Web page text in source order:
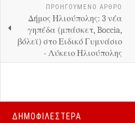
ΠΡΟΗΓΟΎΜΕΝΟ ΑΡΘΡΟ
Δήμος Ηλιούπολης: 3 νέα
γηπέδα (μπάσκετ, Boccia,
βόλεϊ) στο Ειδικό Γυμνάσιο
- Λύκειο Ηλιούπολης
ΔΗΜΟΦΙΛΕΣΤΕΡΑ